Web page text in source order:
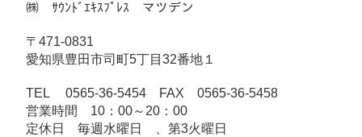
㈱ ｻｳﾝﾄﾞｴｷｽﾌﾟﾚｽ マツデン
〒471-0831
愛知県豊田市司町5丁目32番地１
TEL 0565-36-5454 FAX 0565-36-5458
営業時間 10：00～20：00
定休日 毎週水曜日 、第3火曜日